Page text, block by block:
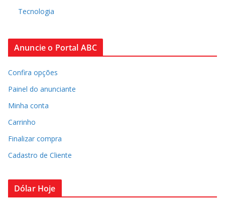
Tecnologia
Anuncie o Portal ABC
Confira opções
Painel do anunciante
Minha conta
Carrinho
Finalizar compra
Cadastro de Cliente
Dólar Hoje